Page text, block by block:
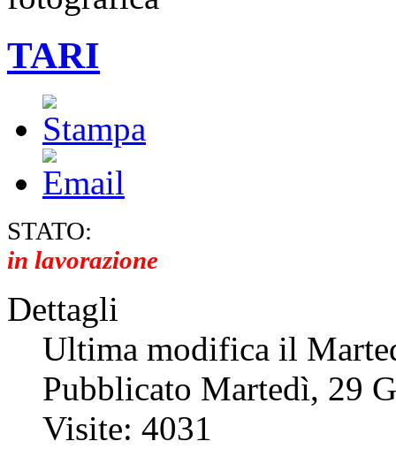
TARI
STATO:
in lavorazione
Dettagli
Ultima modifica il
Pubblicato Martedì, 29
Visite: 4031